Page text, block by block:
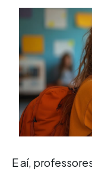
E aí,